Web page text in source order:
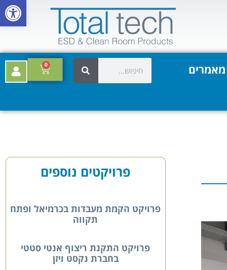
פתח
מאמרים 0
פרויקטים נוספים
פרויקט הקמת מעבדות בכרמיאל ופתח
תקווה
פרויקט התקנת ריצוף אנטי סטטי
בחברת נקסט ויזן